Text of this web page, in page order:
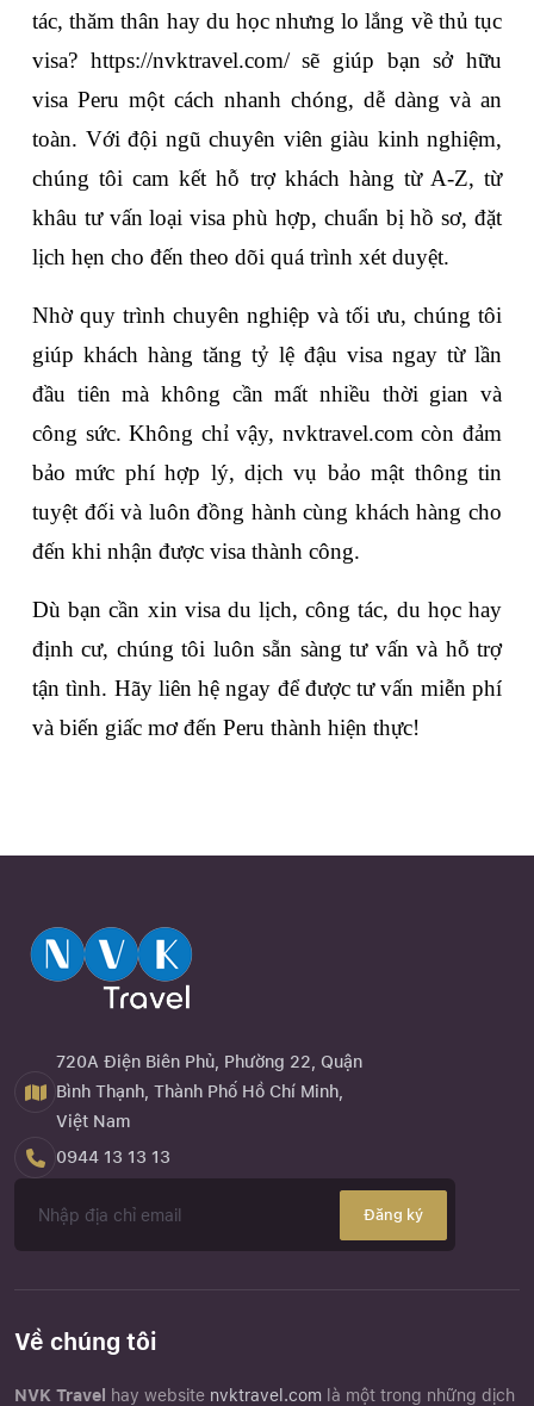
tác, thăm thân hay du học nhưng lo lắng về thủ tục
visa? https://nvktravel.com/ sẽ giúp bạn sở hữu
visa Peru một cách nhanh chóng, dễ dàng và an
toàn. Với đội ngũ chuyên viên giàu kinh nghiệm,
chúng tôi cam kết hỗ trợ khách hàng từ A-Z, từ
khâu tư vấn loại visa phù hợp, chuẩn bị hồ sơ, đặt
lịch hẹn cho đến theo dõi quá trình xét duyệt.
Nhờ quy trình chuyên nghiệp và tối ưu, chúng tôi
giúp khách hàng tăng tỷ lệ đậu visa ngay từ lần
đầu tiên mà không cần mất nhiều thời gian và
công sức. Không chỉ vậy, nvktravel.com còn đảm
bảo mức phí hợp lý, dịch vụ bảo mật thông tin
tuyệt đối và luôn đồng hành cùng khách hàng cho
đến khi nhận được visa thành công.
Dù bạn cần xin visa du lịch, công tác, du học hay
định cư, chúng tôi luôn sẵn sàng tư vấn và hỗ trợ
tận tình. Hãy liên hệ ngay để được tư vấn miễn phí
và biến giấc mơ đến Peru thành hiện thực!
720A Điện Biên Phủ, Phường 22, Quận
Bình Thạnh, Thành Phố Hồ Chí Minh,
Việt Nam
0944 13 13 13
Đăng ký
Về chúng tôi
NVK Travel hay website nvktravel.com là một trong những dịch